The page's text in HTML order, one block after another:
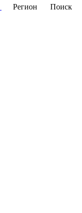
Регион
Поиск